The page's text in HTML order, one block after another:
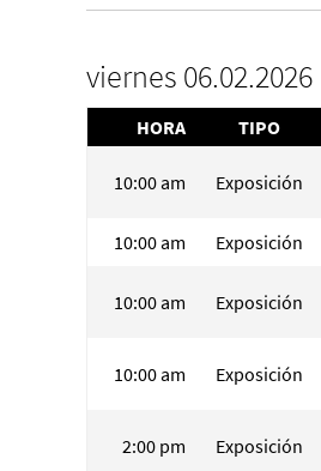
viernes 06.02.2026
HORA TIPO
10:00 am Exposición
10:00 am Exposición
10:00 am Exposición
10:00 am Exposición
2:00 pm Exposición